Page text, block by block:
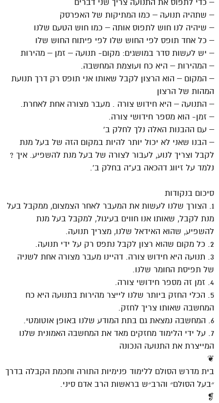
– כדי לתפוס את התנועה צריך שני דברים
– שתהיה תנועה – כמו המתיקות של האפרסק
– שיהיה לנו חוש לתפוס אותה – כמו חוש הטעם שלנו
– כל אחד תופס לפי החוש שלו לפי פיתוח החוש שלו
– יש לעשות סדר במושגים: מקום- תנועה – זמן – מהירות
– המהירות – היא כח ועוצמת המחשבה.
– המקום – הוא הרצון לקבל שאותו אני תופס רק דרך תנועת
המהות של הרצון
– התנועה – היא חידוש צורה . מעבר מצורה אחת לאחרת.
– זמן- הוא מספר חידושי צורה.
– עם ההבנות האלה נלך לחלק ב’
– הבנו שאני לא יכול יותר להיות במקום הזה של בעל מנת
לקבל וצריך לנוע, לעבור לצורה של בעל מנת להשפיע. איך ?
נלמד על זיווג דהכאה בע”ה בחלק ב’.
סיכום בנקודות
1. הצורך שלנו לעשות את המעבר לאחר הצמצום, ממקבל בעל
מנת לקבל, שאותו אנו חווים בעיגול, למקבל בעל מנת
להשפיע, שהוא האידאל שלנו, מצריך תנועה.
2. כל מקום שהוא רצון לקבל נתפס רק על ידי תנועה.
3. תנועה היא חידוש צורה. דהיינו מעבר מצורה אחת לשניה
של תפיסת החומר שלנו.
4. זמן זה מספר חידושי צורה.
5. הכלי החזק ביותר שלנו לייצר מהירות בתנועה היא כח
המחשבה שאותו צריך לחזק.
6. המחשבה נמצאת גם בתת המודע שלנו באופן אוטומטי.
7. על ידי הלימוד מחזקים מאד את המחשבה האמונית שלנו
המייצרת את התנועה הנכונה
❦
בית מדרש הסולם ללימוד פנימיות התורה וחכמת הקבלה בדרך
״בעל הסולם״ והרב״ש בראשות הרב אדם סיני.
❡